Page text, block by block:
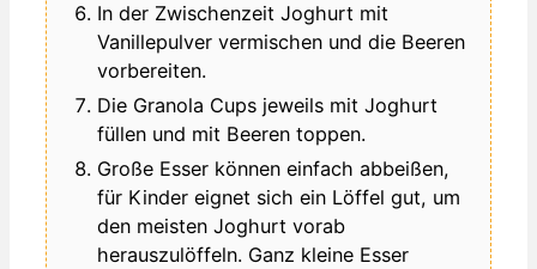
In der Zwischenzeit Joghurt mit
Vanillepulver vermischen und die Beeren
vorbereiten.
Die Granola Cups jeweils mit Joghurt
füllen und mit Beeren toppen.
Große Esser können einfach abbeißen,
für Kinder eignet sich ein Löffel gut, um
den meisten Joghurt vorab
herauszulöffeln. Ganz kleine Esser